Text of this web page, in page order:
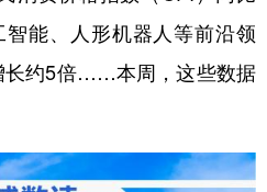
健康 军事
图片 政务
信息化 数字经济
智能、人形机器人等前沿领
长约5倍……本周，这些数据